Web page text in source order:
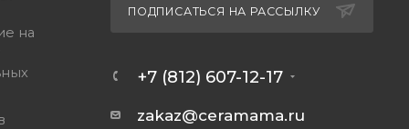
на
ПОДПИСАТЬСЯ НА РАССЫЛКУ
+7 (812) 607-12-17
zakaz@ceramama.ru